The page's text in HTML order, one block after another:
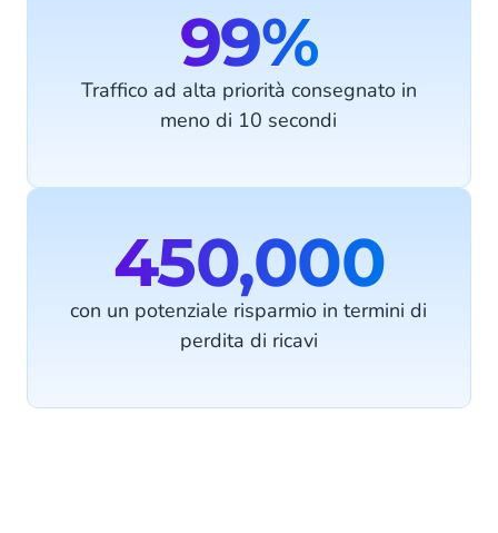
99%
Traffico ad alta priorità consegnato in
meno di 10 secondi
450,000
con un potenziale risparmio in termini di
perdita di ricavi